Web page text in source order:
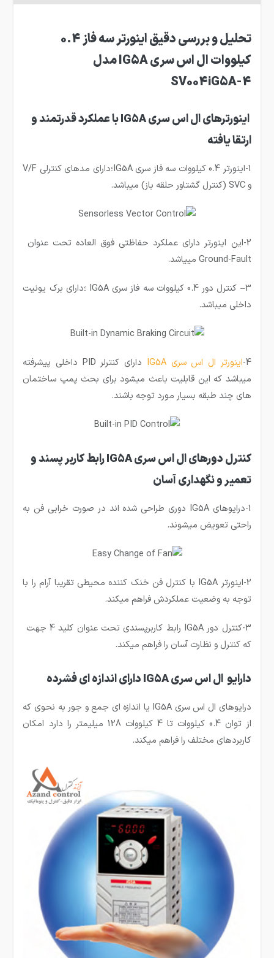
تحلیل و بررسی دقیق اینورتر سه فاز 0.4
کیلووات ال اس سری IG5A مدل
SV004iG5A-4
اینورترهای ال اس سری IG5A با عملکرد قدرتمند و
ارتقا یافته
1-اینورتر 0.4 کیلووات سه فاز سری IG5A؛دارای مدهای کنترلی V/F
و SVC (کنترل گشتاور حلقه باز) میباشد.
2-این اینورتر دارای عملکرد حفاظتی فوق العاده تحت عنوان
Ground-Fault مییاشد.
3– کنترل دور 0.4 کیلووات سه فاز سری IG5A ؛دارای برک یونیت
داخلی میباشد.
4- اینورتر ال اس سری IG5A
دارای کنترلر PID داخلی پیشرفته
میباشد که این قابلیت باعث میشود برای بحث پمپ ساختمان
های چند طبقه بسیار مورد توجه باشند.
کنترل دورهای ال اس سری IG5A رابط کاربر پسند و
تعمیر و نگهداری آسان
1-درایوهای IG5A دوری طراحی شده اند در صورت خرابی فن به
راحتی تعویض میشوند.
2-اینورتر IG5A با کنترل فن خنک کننده محیطی تقریبا آرام را با
توجه به وضعیت عملکردش فراهم میکند.
3-کنترل دور IG5A رابط کاربرپسندی تحت عنوان کلید 4 جهت
که کنترل و نظارت آسان را فراهم میکند.
دارایو ال اس سری IG5A دارای اندازه ای فشرده
درایوهای ال اس سری IG5A یا اندازه ای جمع و جور به نحوی که
از توان 0.4 کیلووات تا 4 کیلووات 128 میلیمتر را دارد امکان
کاربردهای مختلف را فراهم میکند.